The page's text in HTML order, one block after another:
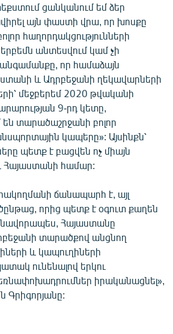
ցանկանում եմ ձեր
այն փաստի վրա, որ խոսքը
հաղորդակցությունների
անտեսվում կամ չի
որ համաձայն
և Ադրբեջանի ղեկավարների
մեջբերեմ 2020 թվականի
9-րդ կետը,
տարածաշրջանի բոլոր
կապերը»: Այսինքն՝
պետք է բացվեն ոչ միայն
Հայաստանի համար:
ճանապարհ է, այլ
որից պետք է օգուտ քաղեն
Հայաստանը
տարածքով անցնող
և կապուղիների
ունենալով երկու
իրականացնել»,
Գրիգորյանը: